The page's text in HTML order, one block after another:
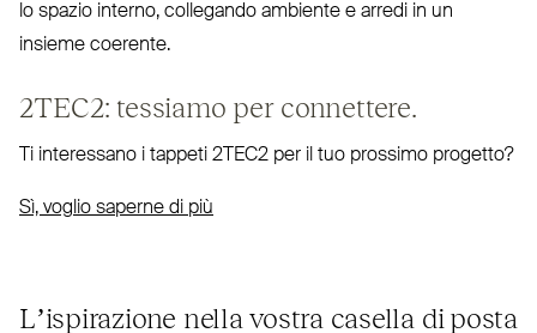
lo spazio interno, col­legando ambiente e arredi in un
insieme coerente.
2TEC2: tessiamo per connettere.
Ti inte­ressano i tappeti 2TEC2 per il tuo prossimo progetto?
Sì, voglio saperne di più
L’ispirazione nella vostra casella di posta